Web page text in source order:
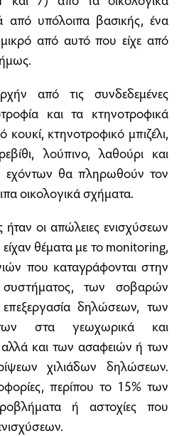
από υπόλοιπα βασικής, ένα
από αυτό που είχε από
από τις συνδεδεµένες
και τα κτηνοτροφικά
κτηνοτροφικό µπιζέλι,
λούπινο, λαθούρι και
εχόντων θα πληρωθούν τον
οικολογικά σχήµατα.
ήταν οι απώλειες ενισχύσεων
θέµατα µε το monitoring,
που καταγράφονται στην
των σοβαρών
δηλώσεων, των
στα γεωχωρικά και
και των ασαφειών ή των
χιλιάδων δηλώσεων.
περίπου το 15% των
ή αστοχίες που